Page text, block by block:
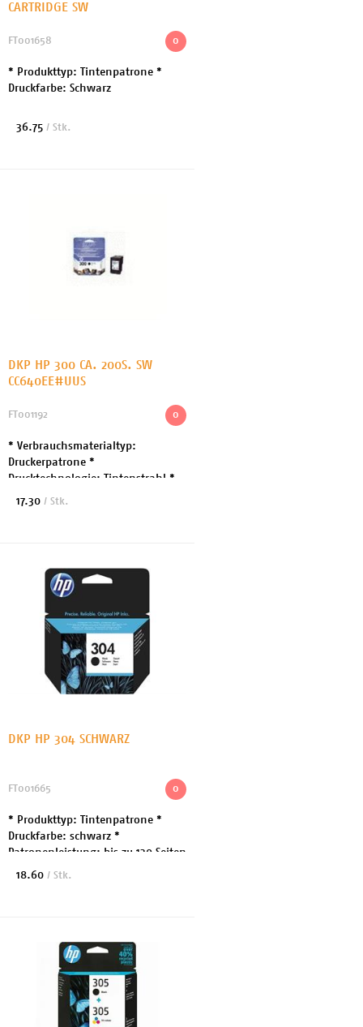
CARTRIDGE SW
0
FT001658
* Produkttyp: Tintenpatrone *
Druckfarbe: Schwarz
36.75 / Stk.
DKP HP 300 CA. 200S. SW
CC640EE#UUS
0
FT001192
* Verbrauchsmaterialtyp:
Druckerpatrone *
Drucktechnologie: Tintenstrahl *
Druckfarbe: Schwarz * Kapazität: 4
17.30 / Stk.
DKP HP 304 SCHWARZ
0
FT001665
* Produkttyp: Tintenpatrone *
Druckfarbe: schwarz *
Patronenleistung: bis zu 120 Seiten
* Compatible with: AMP130,
18.60 / Stk.